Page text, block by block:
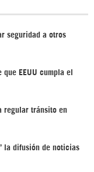
seguridad a otros
que EEUU cumpla el
regular tránsito en
la difusión de noticias